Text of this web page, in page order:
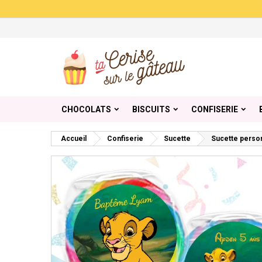
CHOCOLATS BISCUITS CONFISERIE
Accueil Confiserie Sucette Sucette